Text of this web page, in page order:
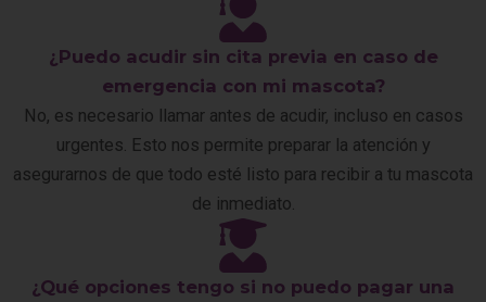
¿Puedo acudir sin cita previa en caso de
emergencia con mi mascota?
No, es necesario llamar antes de acudir, incluso en casos
urgentes. Esto nos permite preparar la atención y
asegurarnos de que todo esté listo para recibir a tu mascota
de inmediato.
¿Qué opciones tengo si no puedo pagar una